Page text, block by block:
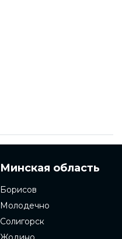
Минская область
Борисов
Молодечно
Солигорск